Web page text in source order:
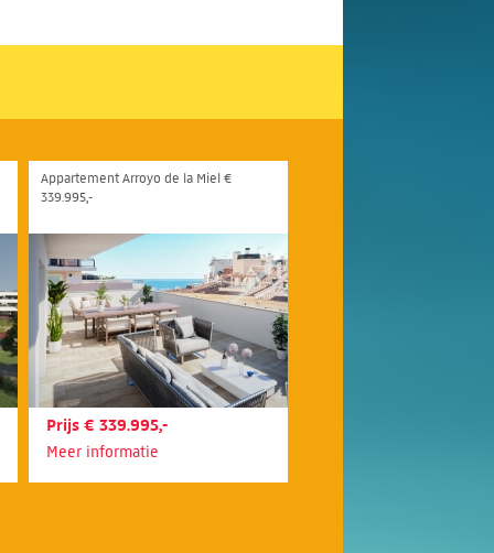
Appartement Arroyo de la Miel €
339.995,-
Prijs € 339.995,-
Meer informatie